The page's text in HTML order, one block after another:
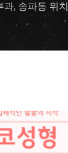
, 송파동 위치